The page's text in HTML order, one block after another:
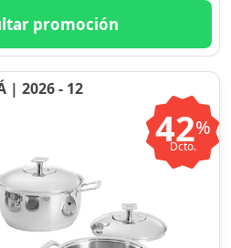
promoción
| 2026 - 12
42%
Dcto.